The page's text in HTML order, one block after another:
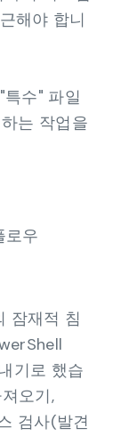
해야 합니
수" 파일
는 작업을
잠재적 침
기로 했습
오기,
검사(발견